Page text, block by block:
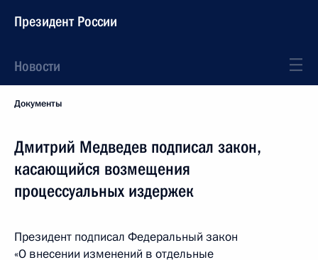
Президент России
Новости
Документы
Дмитрий Медведев подписал закон,
касающийся возмещения
процессуальных издержек
Президент подписал Федеральный закон
«О внесении изменений в отдельные